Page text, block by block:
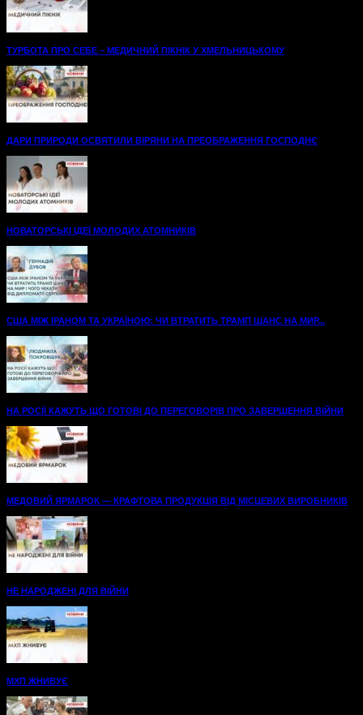
ТУРБОТА ПРО СЕБЕ – МЕДИЧНИЙ ПІКНІК У ХМЕЛЬНИЦЬКОМУ
ДАРИ ПРИРОДИ ОСВЯТИЛИ ВІРЯНИ НА ПРЕОБРАЖЕННЯ ГОСПОДНЄ
НОВАТОРСЬКІ ІДЕЇ МОЛОДИХ АТОМНИКІВ
США МІЖ ІРАНОМ ТА УКРАЇНОЮ: ЧИ ВТРАТИТЬ ТРАМП ШАНС НА МИР...
НА РОСІЇ КАЖУТЬ ЩО ГОТОВІ ДО ПЕРЕГОВОРІВ ПРО ЗАВЕРШЕННЯ ВІЙНИ
МЕДОВИЙ ЯРМАРОК — КРАФТОВА ПРОДУКЦІЯ ВІД МІСЦЕВИХ ВИРОБНИКІВ
НЕ НАРОДЖЕНІ ДЛЯ ВІЙНИ
МХП ЖНИВУЄ